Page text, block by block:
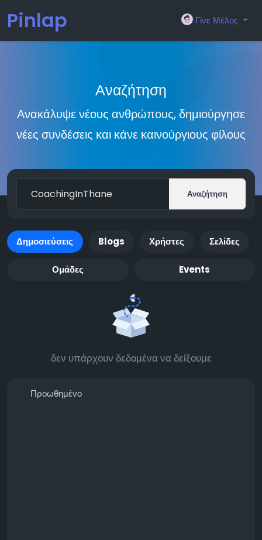
Pinlap Γίνε Μέλος
Αναζήτηση
Ανακάλυψε νέους ανθρώπους, δημιούργησε
νέες συνδέσεις και κάνε καινούργιους φίλους
Αναζήτηση
Δημοσιεύσεις Blogs Χρήστες Σελίδες
Ομάδες Events
δεν υπάρχουν δεδομένα να δείξουμε
Προωθημένο